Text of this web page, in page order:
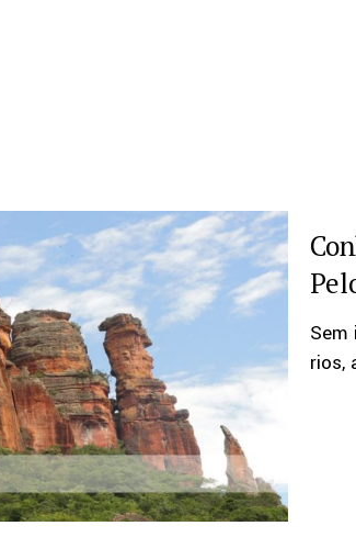
rios,